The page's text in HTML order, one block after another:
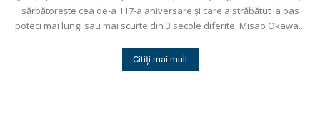
sărbătorește cea de-a 117-a aniversare și care a străbătut la pas
poteci mai lungi sau mai scurte din 3 secole diferite. Misao Okawa...
Citiți mai mult